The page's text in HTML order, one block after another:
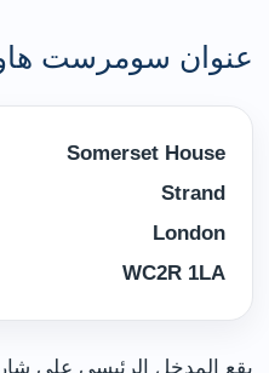
عنوان سومرست
Somerset House
Strand
London
WC2R 1LA
يقع المدخل الرئيسي على